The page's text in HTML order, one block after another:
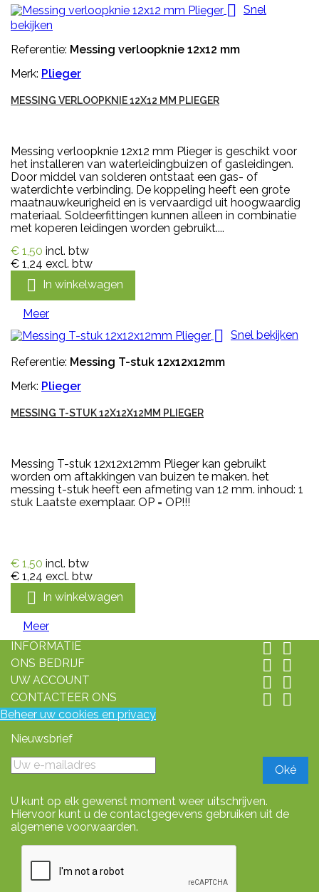
 Snel
bekijken
Referentie: Messing verloopknie 12x12 mm
Merk: Plieger
MESSING VERLOOPKNIE 12X12 MM PLIEGER
Messing verloopknie 12x12 mm Plieger is geschikt voor
het installeren van waterleidingbuizen of gasleidingen.
Door middel van solderen ontstaat een gas- of
waterdichte verbinding. De koppeling heeft een grote
maatnauwkeurigheid en is vervaardigd uit hoogwaardig
materiaal. Soldeerfittingen kunnen alleen in combinatie
met koperen leidingen worden gebruikt....
€ 1,50 incl. btw
€ 1,24 excl. btw
 In winkelwagen
Meer
 Snel bekijken
Referentie: Messing T-stuk 12x12x12mm
Merk: Plieger
MESSING T-STUK 12X12X12MM PLIEGER
Messing T-stuk 12x12x12mm Plieger kan gebruikt
worden om aftakkingen van buizen te maken. het
messing t-stuk heeft een afmeting van 12 mm. inhoud: 1
stuk Laatste exemplaar. OP = OP!!!
€ 1,50 incl. btw
€ 1,24 excl. btw
 In winkelwagen
Meer
INFORMATIE
 
ONS BEDRIJF  
UW ACCOUNT  
CONTACTEER ONS  
Beheer uw cookies en privacy
Nieuwsbrief
U kunt op elk gewenst moment weer uitschrijven.
Hiervoor kunt u de contactgegevens gebruiken uit de
algemene voorwaarden.